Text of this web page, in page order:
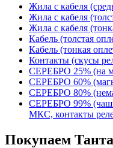
Жила с кабеля
Жила с кабеля
Жила с кабеля
Кабель (толстая
Кабель (тонкая
Контакты (скусы
СЕРЕБРО 25% (на
СЕРЕБРО 60%
СЕРЕБРО 80%
СЕРЕБРО 99%
МКС, контакты
Покупаем